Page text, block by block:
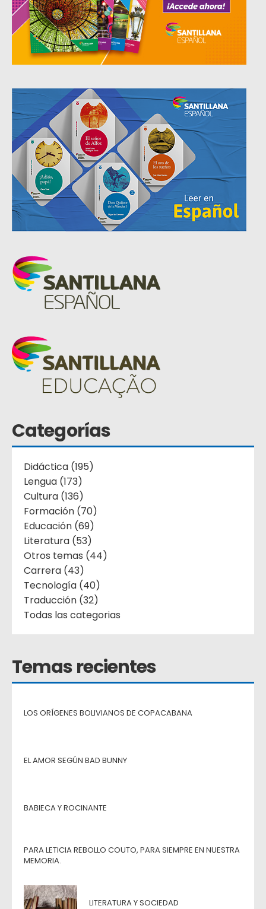
Categorías
Didáctica (195)
Lengua (173)
Cultura (136)
Formación (70)
Educación (69)
Literatura (53)
Otros temas (44)
Carrera (43)
Tecnología (40)
Traducción (32)
Todas las categorias
Temas recientes
LOS ORÍGENES BOLIVIANOS DE COPACABANA
EL AMOR SEGÚN BAD BUNNY
BABIECA Y ROCINANTE
PARA LETICIA REBOLLO COUTO, PARA SIEMPRE EN NUESTRA
MEMORIA.
LITERATURA Y SOCIEDAD